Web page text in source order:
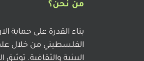
من نحن؟
بناء القدرة على حماية
الفلسطيني من خلال
البيئية والثقافية.